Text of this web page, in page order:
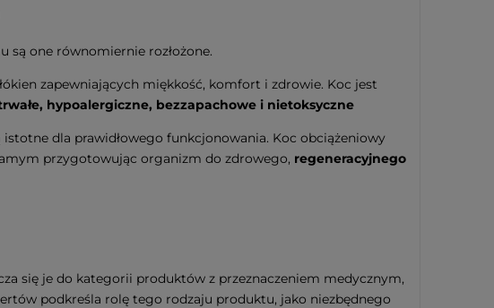
są one równomiernie rozłożone.
zapewniających miękkość, komfort i zdrowie. Koc jest
hypoalergiczne, bezzapachowe i nietoksyczne
istotne dla prawidłowego funkcjonowania. Koc obciążeniowy
przygotowując organizm do zdrowego, regeneracyjnego
się je do kategorii produktów z przeznaczeniem medycznym,
podkreśla rolę tego rodzaju produktu, jako niezbędnego